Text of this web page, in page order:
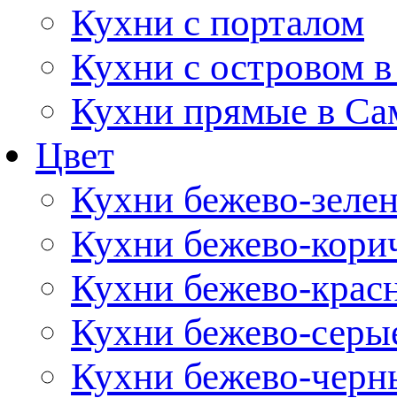
Кухни с порталом
Кухни с островом
Кухни прямые в
Цвет
Кухни бежево-
Кухни бежево-
Кухни бежево-
Кухни бежево-
Кухни бежево-